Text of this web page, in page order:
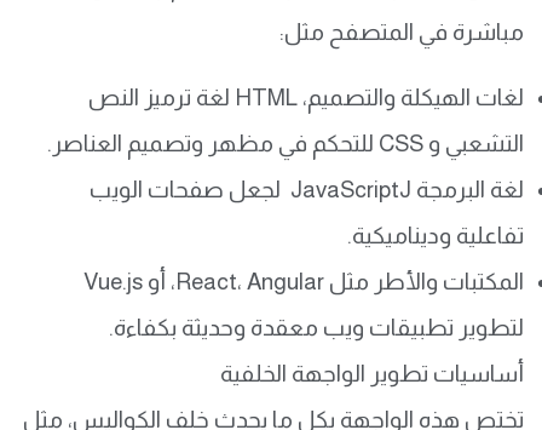
مباشرة في المتصفح مثل:
لغات الهيكلة والتصميم، HTML لغة ترميز النص
التشعبي و CSS للتحكم في مظهر وتصميم العناصر.
لغة البرمجة JavaScriptJ لجعل صفحات الويب
تفاعلية وديناميكية.
المكتبات والأطر مثل React، Angular، أو Vue.js
لتطوير تطبيقات ويب معقدة وحديثة بكفاءة.
أساسيات تطوير الواجهة الخلفية
تختص هذه الواجهة بكل ما يحدث خلف الكواليس، مثل